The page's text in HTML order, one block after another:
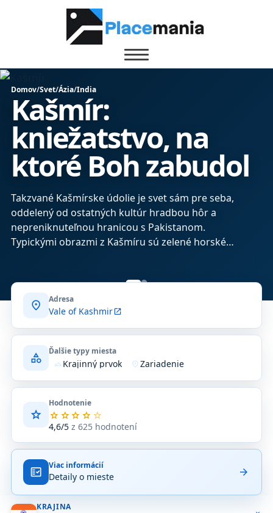
Domov/Svet/Ázia/India
Kašmír:
kniežatstvo, na
ktoré Boh zabudol
Takzvané Kašmírske údolie je svet sám pre seba,
oddelený od ostatných kultúr hradbou hôr a
nepreniknuteľnou hranicou s Pakistanom.
Typickými obrazmi z Kašmíru sú zelené horské
Šrínagar, plávajúce na horskom jazere.
location_on Adresa
Vale of Kashmiropen_in_new
category Ďalšie typy miesta
terrainKrajinný prvok location_onZariadenie
star
Hodnotenie
star star star star star
4,6/5z 625 hodnotení
Priemerné
hodnotenie
z
na
základe
625
hodnotení
fact_check Viac informácií
Detaily o mieste arrow_forward
KRAJINA